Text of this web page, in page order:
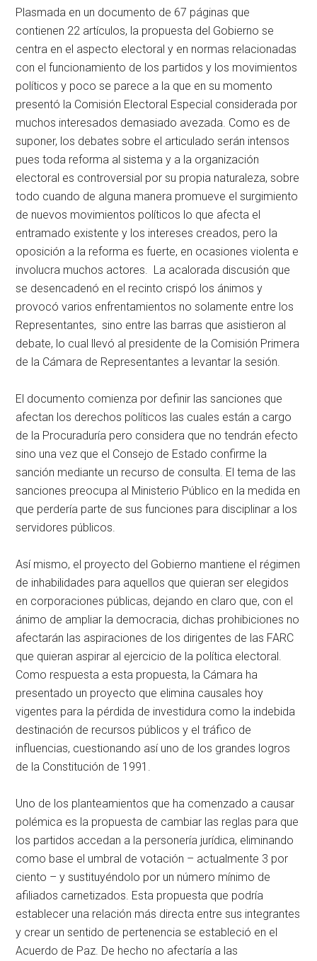
Plasmada en un documento de 67 páginas que
contienen 22 artículos, la propuesta del Gobierno se
centra en el aspecto electoral y en normas relacionadas
con el funcionamiento de los partidos y los movimientos
políticos y poco se parece a la que en su momento
presentó la Comisión Electoral Especial considerada por
muchos interesados demasiado avezada. Como es de
suponer, los debates sobre el articulado serán intensos
pues toda reforma al sistema y a la organización
electoral es controversial por su propia naturaleza, sobre
todo cuando de alguna manera promueve el surgimiento
de nuevos movimientos políticos lo que afecta el
entramado existente y los intereses creados, pero la
oposición a la reforma es fuerte, en ocasiones violenta e
involucra muchos actores. La acalorada discusión que
se desencadenó en el recinto crispó los ánimos y
provocó varios enfrentamientos no solamente entre los
Representantes, sino entre las barras que asistieron al
debate, lo cual llevó al presidente de la Comisión Primera
de la Cámara de Representantes a levantar la sesión.
El documento comienza por definir las sanciones que
afectan los derechos políticos las cuales están a cargo
de la Procuraduría pero considera que no tendrán efecto
sino una vez que el Consejo de Estado confirme la
sanción mediante un recurso de consulta. El tema de las
sanciones preocupa al Ministerio Público en la medida en
que perdería parte de sus funciones para disciplinar a los
servidores públicos.
Así mismo, el proyecto del Gobierno mantiene el régimen
de inhabilidades para aquellos que quieran ser elegidos
en corporaciones públicas, dejando en claro que, con el
ánimo de ampliar la democracia, dichas prohibiciones no
afectarán las aspiraciones de los dirigentes de las FARC
que quieran aspirar al ejercicio de la política electoral.
Como respuesta a esta propuesta, la Cámara ha
presentado un proyecto que elimina causales hoy
vigentes para la pérdida de investidura como la indebida
destinación de recursos públicos y el tráfico de
influencias, cuestionando así uno de los grandes logros
de la Constitución de 1991.
Uno de los planteamientos que ha comenzado a causar
polémica es la propuesta de cambiar las reglas para que
los partidos accedan a la personería jurídica, eliminando
como base el umbral de votación – actualmente 3 por
ciento – y sustituyéndolo por un número mínimo de
afiliados carnetizados. Esta propuesta que podría
establecer una relación más directa entre sus integrantes
y crear un sentido de pertenencia se estableció en el
Acuerdo de Paz. De hecho no afectaría a las